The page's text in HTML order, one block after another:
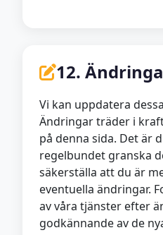
12.
Vi kan uppdatera
Ändringar träder i
på denna sida. Det är
regelbundet granska
säkerställa att du är
eventuella ändringar.
av våra tjänster efter
godkännande av de